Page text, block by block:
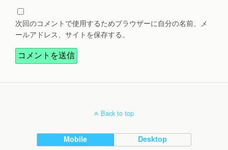
次回のコメントで使用するためブラウザーに自分の名前、メ
ールアドレス、サイトを保存する。
Back to top
Mobile Desktop